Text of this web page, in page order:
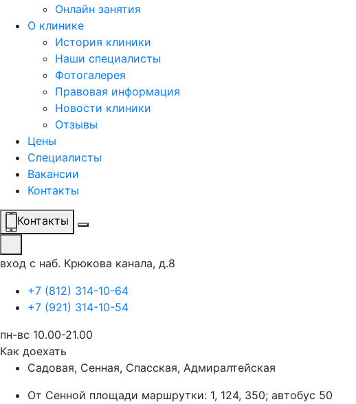
Онлайн занятия
О клинике
История клиники
Наши специалисты
Фотогалерея
Правовая информация
Новости клиники
Отзывы
Цены
Специалисты
Вакансии
Контакты
Контакты
вход с наб. Крюкова канала, д.8
+7 (812) 314-10-64
+7 (921) 314-10-54
пн-вс 10.00-21.00
Как доехать
Садовая, Сенная, Спасская, Адмиралтейская
От Сенной площади маршрутки: 1, 124, 350; автобус 50